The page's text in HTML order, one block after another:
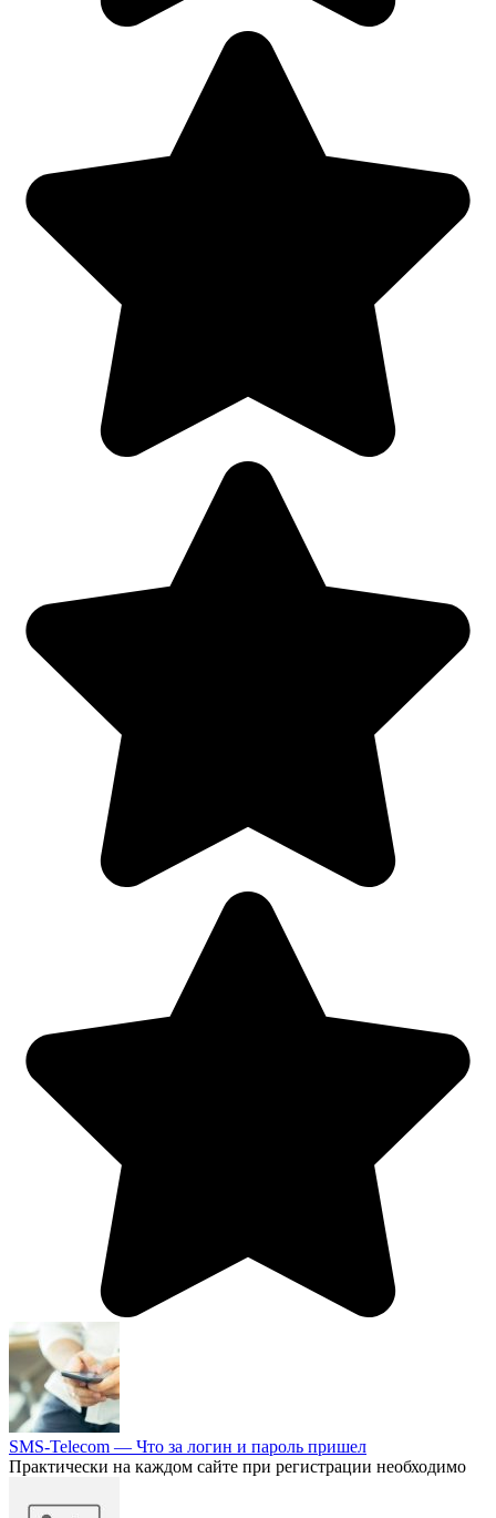
SMS-Telecom — Что за логин и пароль пришел
Практически на каждом сайте при регистрации необходимо